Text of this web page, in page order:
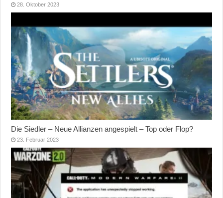
28. Oktober 2023
Die Siedler – Neue Allianzen angespielt – Top oder Flop?
23. Februar 2023